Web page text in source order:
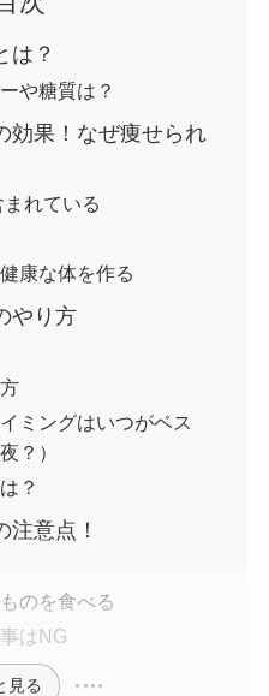
は？
や糖質は？
効果！なぜ痩せられ
れている
康な体を作る
やり方
ミングはいつがベス
？）
？
注意点！
のを食べる
はNG
見る